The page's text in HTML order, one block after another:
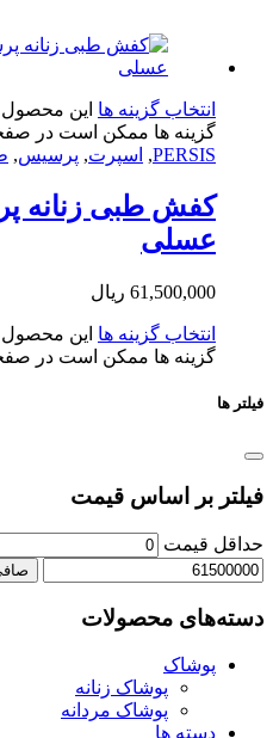
گزینه ها این محصول دارای
ها ممکن است در صفحه
اسپرت,پرسیس, طبی,کفش
ریال
گزینه ها این محصول دارای
ها ممکن است در صفحه
اساس قیمت
محصولات
پوشاک زنانه
پوشاک مردانه
ها